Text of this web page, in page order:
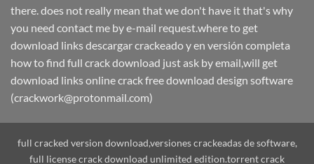
there. does not really mean that we don't have it that's why
you need contact me by e-mail request.where to get
download links descargar crackeado y en versión completa
how to find full crack download just ask by email,will get
download links online crack free download design software
(crackwork@protonmail.com)
full cracked version download,versiones crackeadas de software,
full license crack download unlimited edition.torrent crack